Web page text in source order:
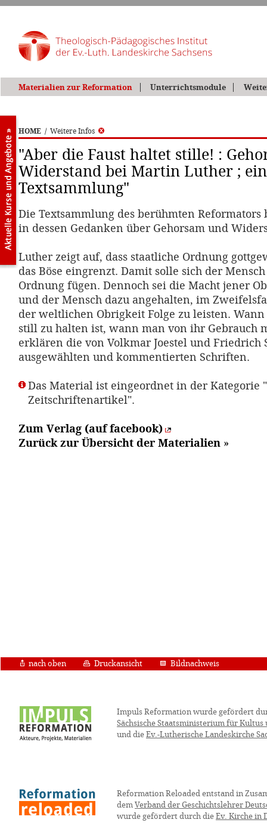
Materialien zur Reformation Unterrichtsmodule
HOME / Weitere Infos
"Aber die Faust haltet stille! :
Widerstand bei Martin Luther ;
Textsammlung"
Die Textsammlung des berühmten
in dessen Gedanken über Gehorsam und
Luther zeigt auf, dass staatliche Ordnung
das Böse eingrenzt. Damit solle sich der
Ordnung fügen. Dennoch sei die Macht jener
und der Mensch dazu angehalten, im
der weltlichen Obrigkeit Folge zu leisten. Wann
still zu halten ist, wann man von ihr Gebrauch
erklären die von Volkmar Joestel und Friedrich
ausgewählten und kommentierten Schriften.
Das Material ist eingeordnet in der Kategorie
Zeitschriftenartikel".
Zum Verlag (auf facebook)
Zurück zur Übersicht der Materialien »
nach oben Druckansicht Bildnachweis
Impuls Reformation wurde gefördert
Sächsische Staatsministerium für Kultus
und die Ev.-Lutherische Landeskirche
Reformation Reloaded entstand in
dem Verband der Geschichtslehrer
wurde gefördert durch die Ev. Kirche in